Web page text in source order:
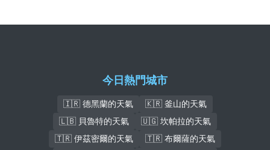
今日熱門城市
🇮🇷 德黑蘭的天氣
🇰🇷 釜山的天氣
🇱🇧 貝魯特的天氣
🇺🇬 坎帕拉的天氣
🇹🇷 伊茲密爾的天氣
🇹🇷 布爾薩的天氣